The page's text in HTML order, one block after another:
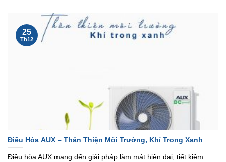
Điều Hòa AUX – Thân Thiện Môi Trường, Khí Trong Xanh
Điều hòa AUX mang đến giải pháp làm mát hiện đại, tiết kiệm
25
Th12